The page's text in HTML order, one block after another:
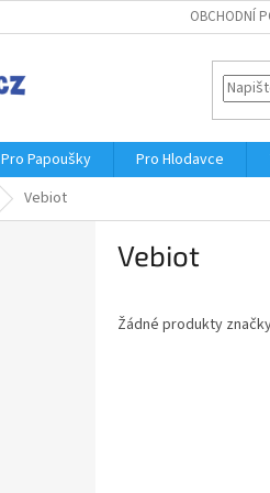
OBCHODNÍ
Pro Papoušky Pro Hlodavce
Vebiot
Vebiot
Žádné produkty